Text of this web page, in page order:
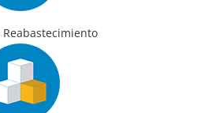
Reabastecimiento